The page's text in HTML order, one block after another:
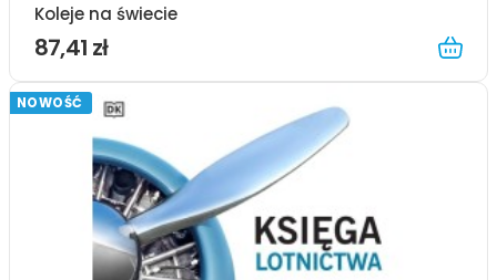
Koleje na świecie
87,41 zł
NOWOŚĆ